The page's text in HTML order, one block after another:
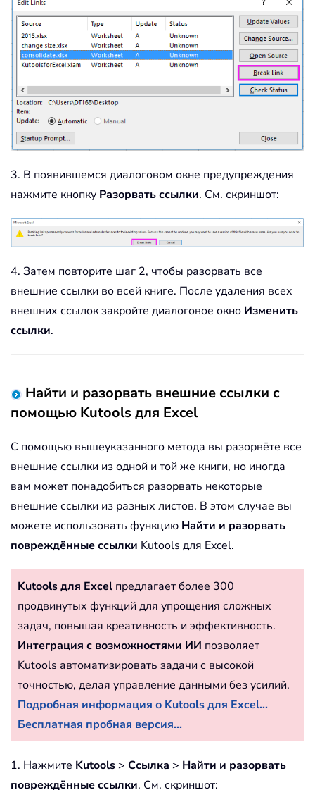
3. В появившемся диалоговом окне предупреждения
нажмите кнопку Разорвать ссылки. См. скриншот:
4. Затем повторите шаг 2, чтобы разорвать все
внешние ссылки во всей книге. После удаления всех
внешних ссылок закройте диалоговое окно Изменить
ссылки.
Найти и разорвать внешние ссылки с
помощью Kutools для Excel
С помощью вышеуказанного метода вы разорвёте все
внешние ссылки из одной и той же книги, но иногда
вам может понадобиться разорвать некоторые
внешние ссылки из разных листов. В этом случае вы
можете использовать функцию Найти и разорвать
повреждённые ссылки Kutools для Excel.
Kutools для Excel предлагает более 300
продвинутых функций для упрощения сложных
задач, повышая креативность и эффективность.
Интеграция с возможностями ИИ позволяет
Kutools автоматизировать задачи с высокой
точностью, делая управление данными без усилий.
Подробная информация о Kutools для Excel...
Бесплатная пробная версия...
1. Нажмите Kutools > Ссылка > Найти и разорвать
повреждённые ссылки. См. скриншот: